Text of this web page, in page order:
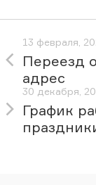
13 февраля,
Переезд
адрес
30 декабря,
График